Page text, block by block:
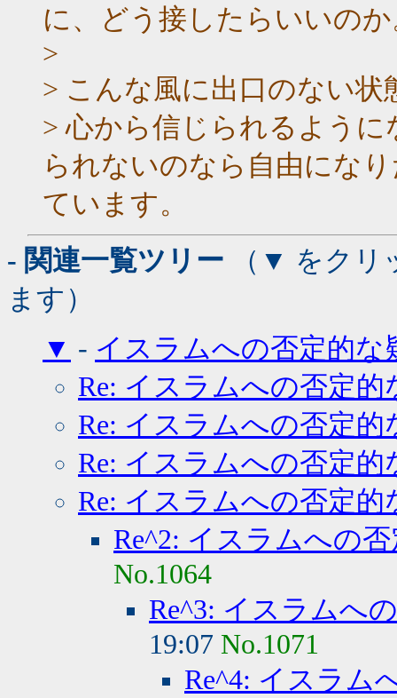
に、どう接したらいいの
>
> こんな風に出口のない
> 心から信じられるよう
られないのなら自由にな
ています。
- 関連一覧ツリー （▼ をクリ
ます）
▼ - イスラムへの否定的な
Re: イスラムへの否定的
Re: イスラムへの否定的
Re: イスラムへの否定的
Re: イスラムへの否定的
Re^2: イスラムへの
No.1064
Re^3: イスラムへ
19:07 No.1071
Re^4: イスラム